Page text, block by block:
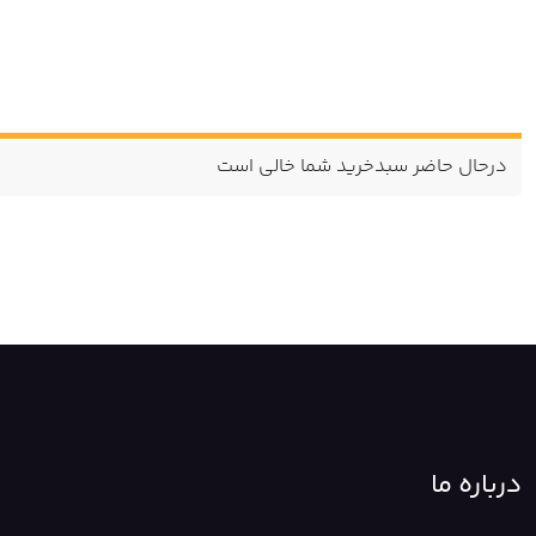
در‌حال حاضر سبد‌خرید شما خالی است
درباره ما